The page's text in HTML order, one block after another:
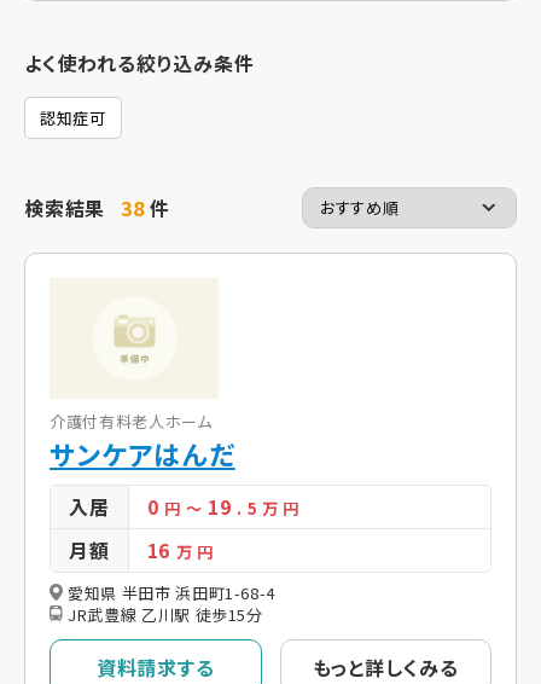
よく使われる絞り込み条件
認知症可
検索結果 38件
介護付有料老人ホーム
サンケアはんだ
入居 0 円 ～ 19 . 5 万 円
月額 16万 円
愛知県 半田市 浜田町1-68-4
JR武豊線 乙川駅 徒歩15分
資料請求する もっと詳しくみる